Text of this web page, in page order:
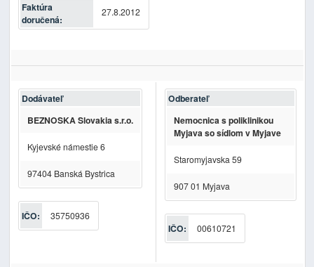
Faktúra
doručená:
27.8.2012
Dodávateľ
BEZNOSKA Slovakia s.r.o.
Kyjevské námestie 6
97404 Banská Bystrica
IČO: 35750936
Odberateľ
Nemocnica s poliklinikou
Myjava so sídlom v Myjave
Staromyjavska 59
907 01 Myjava
IČO: 00610721